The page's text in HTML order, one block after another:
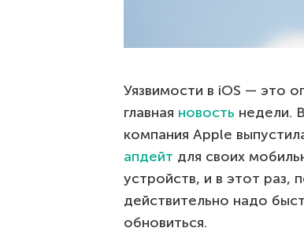
Уязвимости в iOS — это
главная новость недели.
компания Apple
апдейт для своих
устройств, и в этот раз,
действительно надо
обновиться.